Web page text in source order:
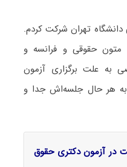
تهران شرکت کردم.
متون حقوقی و فرانسه و
علت برگزاری آزمون
هر حال جلسه‌اش جدا و
در آزمون دکتری حقوق